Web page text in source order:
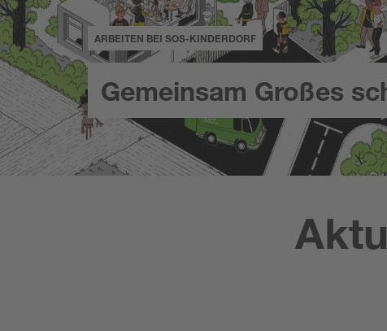
ARBEITEN BEI SOS-KINDERDORF
Gemeinsam Großes